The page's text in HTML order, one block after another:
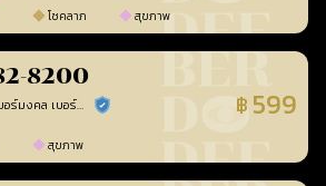
โชคลาภ สุขภาพ
8200
อภิญญาเบอร์มงคล เบอร์สวยเลขศาสตร์ ร้านยืนยันแล้ว ฿ 599
สุขภาพ